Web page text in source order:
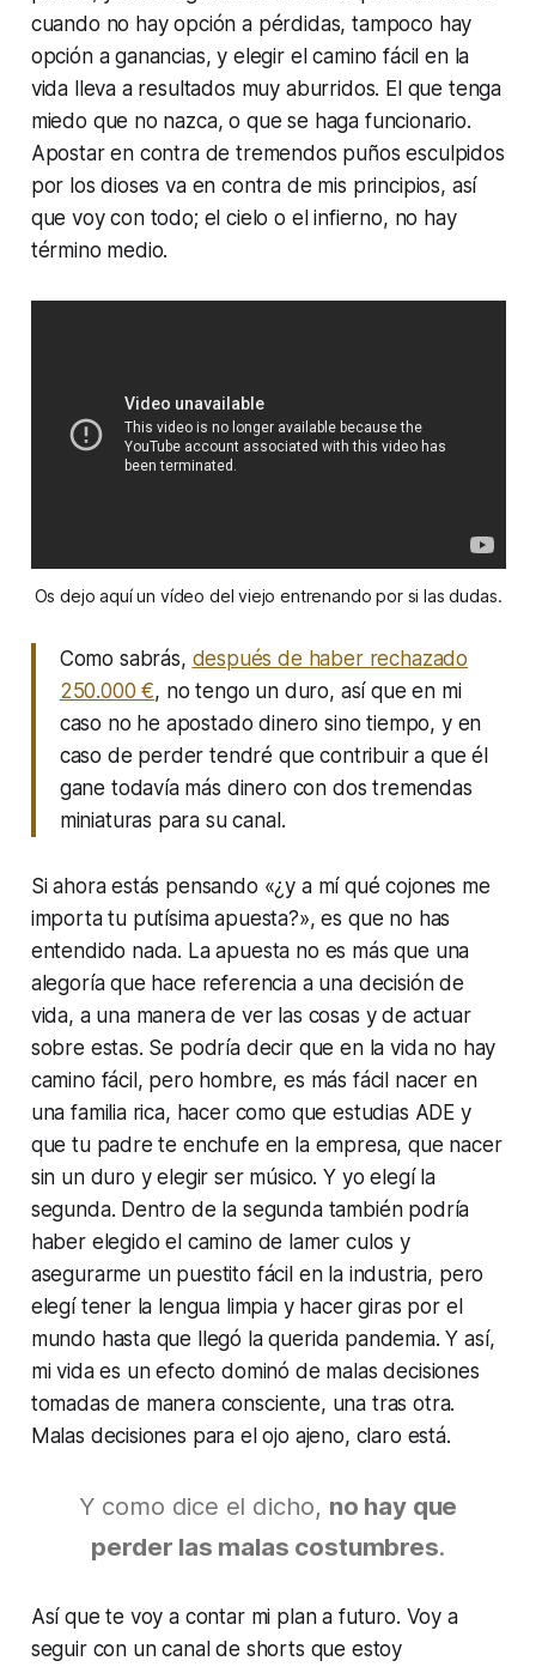
cuando no hay opción a pérdidas, tampoco hay
opción a ganancias, y elegir el camino fácil en la
vida lleva a resultados muy aburridos. El que tenga
miedo que no nazca, o que se haga funcionario.
Apostar en contra de tremendos puños esculpidos
por los dioses va en contra de mis principios, así
que voy con todo; el cielo o el infierno, no hay
término medio.
Os dejo aquí un vídeo del viejo entrenando por si las dudas.
Como sabrás, después de haber rechazado
250.000 €, no tengo un duro, así que en mi
caso no he apostado dinero sino tiempo, y en
caso de perder tendré que contribuir a que él
gane todavía más dinero con dos tremendas
miniaturas para su canal.
Si ahora estás pensando «¿y a mí qué cojones me
importa tu putísima apuesta?», es que no has
entendido nada. La apuesta no es más que una
alegoría que hace referencia a una decisión de
vida, a una manera de ver las cosas y de actuar
sobre estas. Se podría decir que en la vida no hay
camino fácil, pero hombre, es más fácil nacer en
una familia rica, hacer como que estudias ADE y
que tu padre te enchufe en la empresa, que nacer
sin un duro y elegir ser músico. Y yo elegí la
segunda. Dentro de la segunda también podría
haber elegido el camino de lamer culos y
asegurarme un puestito fácil en la industria, pero
elegí tener la lengua limpia y hacer giras por el
mundo hasta que llegó la querida pandemia. Y así,
mi vida es un efecto dominó de malas decisiones
tomadas de manera consciente, una tras otra.
Malas decisiones para el ojo ajeno, claro está.
Y como dice el dicho, no hay que
perder las malas costumbres.
Así que te voy a contar mi plan a futuro. Voy a
seguir con un canal de shorts que estoy